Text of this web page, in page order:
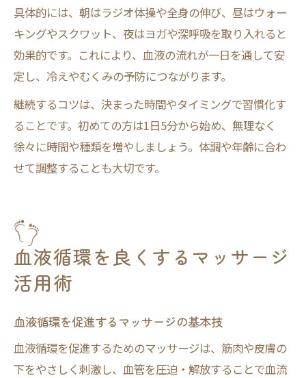
具体的には、朝はラジオ体操や全身の伸び、昼はウォー
キングやスクワット、夜はヨガや深呼吸を取り入れると
効果的です。これにより、血液の流れが一日を通して安
定し、冷えやむくみの予防につながります。
継続するコツは、決まった時間やタイミングで習慣化す
ることです。初めての方は1日5分から始め、無理なく
徐々に時間や種類を増やしましょう。体調や年齢に合わ
せて調整することも大切です。
血液循環を良くするマッサージ
活用術
血液循環を促進するマッサージの基本技
血液循環を促進するためのマッサージは、筋肉や皮膚の
下をやさしく刺激し、血管を圧迫・解放することで血流